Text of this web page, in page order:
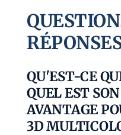
QU'EST-CE
QUEL EST
AVANTAGE
3D